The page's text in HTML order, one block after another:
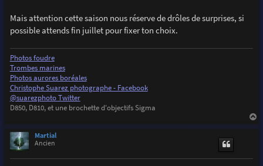
Mais attention cette saison nous réserve de drôles de surprises, si
possible attends fin juillet pour fixer ton choix.
Photos foudre
Trombes marines
Photos aurores boréales
Christophe Suarez photographe - Facebook
@suarezphoto Twitter
D850, D810, et une brochette d'objectifs Sigma
Martial
Ancien